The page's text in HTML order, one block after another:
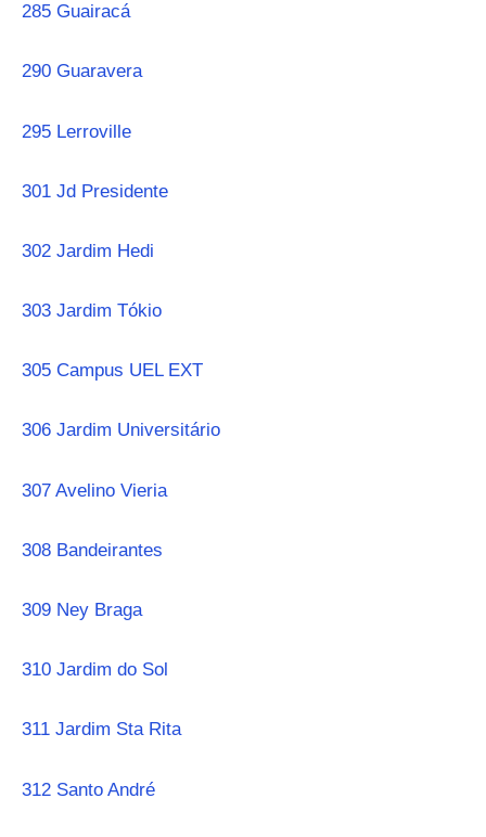
285 Guairacá
290 Guaravera
295 Lerroville
301 Jd Presidente
302 Jardim Hedi
303 Jardim Tókio
305 Campus UEL EXT
306 Jardim Universitário
307 Avelino Vieria
308 Bandeirantes
309 Ney Braga
310 Jardim do Sol
311 Jardim Sta Rita
312 Santo André